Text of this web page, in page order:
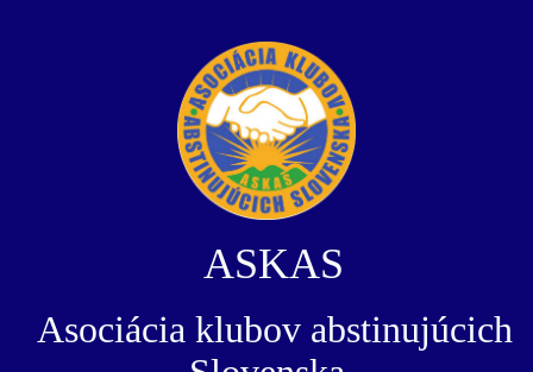
ASKAS
Asociácia klubov abstinujúcich